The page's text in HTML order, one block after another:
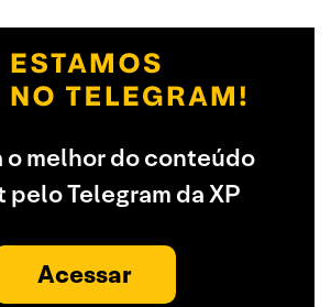
o melhor do conteúdo
pelo Telegram da XP
Acessar